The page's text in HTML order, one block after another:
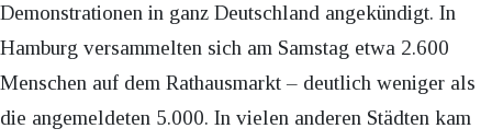
Demonstrationen in ganz Deutschland angekündigt. In
Hamburg versammelten sich am Samstag etwa 2.600
Menschen auf dem Rathausmarkt – deutlich weniger als
die angemeldeten 5.000. In vielen anderen Städten kam